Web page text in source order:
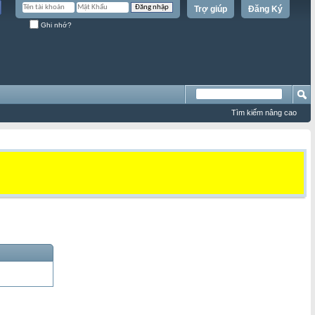
Đăng Ký
Trợ giúp
Ghi nhớ?
Tìm kiếm nâng cao